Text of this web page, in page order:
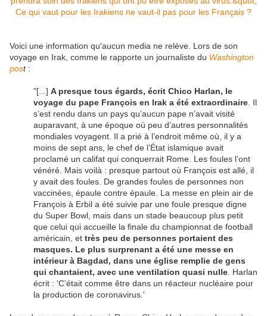
Voici une information qu'aucun media ne relève. Lors de son
voyage en Irak, comme le rapporte un journaliste du Washington
post:
"[...] A presque tous égards, écrit Chico Harlan, le
voyage du pape François en Irak a été extraordinaire . Il
s’est rendu dans un pays qu’aucun pape n’avait visité
auparavant, à une époque où peu d’autres personnalités
mondiales voyagent. Il a prié à l’endroit même où, il y a
moins de sept ans, le chef de l’État islamique avait
proclamé un califat qui conquerrait Rome. Les foules l’ont
vénéré. Mais voilà : presque partout où François est allé, il
y avait des foules. De grandes foules de personnes non
vaccinées, épaule contre épaule. La messe en plein air de
François à Erbil a été suivie par une foule presque digne
du Super Bowl, mais dans un stade beaucoup plus petit
que celui qui accueille la finale du championnat de football
américain, et très peu de personnes portaient des
masques. Le plus surprenant a été une messe en
intérieur à Bagdad, dans une église remplie de gens
qui chantaient, avec une ventilation quasi nulle . Harlan
écrit : 'C’était comme être dans un réacteur nucléaire pour
la production de coronavirus.'